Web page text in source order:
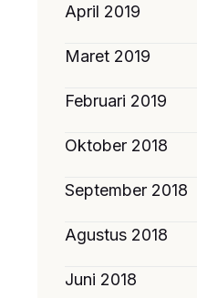
April 2019
Maret 2019
Februari 2019
Oktober 2018
September 2018
Agustus 2018
Juni 2018